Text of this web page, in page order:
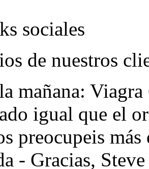
sociales
de nuestros
mañana:
igual que el
preocupeis
- Gracias, Steve